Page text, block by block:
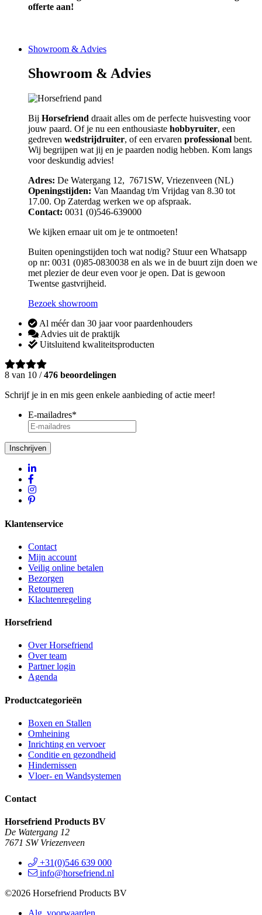
offerte aan!
Showroom & Advies
Showroom & Advies
Bij Horsefriend draait alles om de perfecte huisvesting voor
jouw paard. Of je nu een enthousiaste hobbyruiter, een
gedreven wedstrijdruiter, of een ervaren professional bent.
Wij begrijpen wat jij en je paarden nodig hebben. Kom langs
voor deskundig advies!
Adres: De Watergang 12, 7671SW, Vriezenveen (NL)
Openingstijden: Van Maandag t/m Vrijdag van 8.30 tot
17.00. Op Zaterdag werken we op afspraak.
Contact: 0031 (0)546-639000
We kijken ernaar uit om je te ontmoeten!
Buiten openingstijden toch wat nodig? Stuur een Whatsapp
op nr: 0031 (0)85-0830038 en als we in de buurt zijn doen we
met plezier de deur even voor je open. Dat is gewoon
Twentse gastvrijheid.
Bezoek showroom
Al méér dan 30 jaar voor paardenhouders
Advies uit de praktijk
Uitsluitend kwaliteitsproducten
8 van 10 /476 beoordelingen
Schrijf je in en mis geen enkele aanbieding of actie meer!
E-mailadres*
Inschrijven
Klantenservice
Contact
Mijn account
Veilig online betalen
Bezorgen
Retourneren
Klachtenregeling
Horsefriend
Over Horsefriend
Over team
Partner login
Agenda
Productcategorieën
Boxen en Stallen
Omheining
Inrichting en vervoer
Conditie en gezondheid
Hindernissen
Vloer- en Wandsystemen
Contact
Horsefriend Products BV
De Watergang 12
7671 SW Vriezenveen
+31(0)546 639 000
info@horsefriend.nl
©2026 Horsefriend Products BV